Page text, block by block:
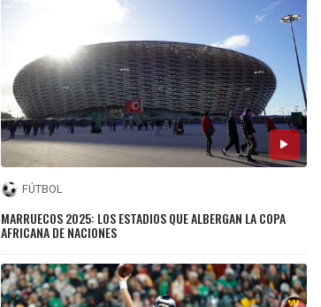
FÚTBOL
MARRUECOS 2025: LOS ESTADIOS QUE ALBERGAN LA COPA
AFRICANA DE NACIONES